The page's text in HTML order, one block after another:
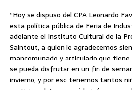
“Hoy se dispuso del CPA Leonardo
esta política pública de Feria de
adelante el Instituto Cultural de la
Saintout, a quien le agradecemos
mancomunado y articulado que
se pueda disfrutar en un fin de
invierno, y por eso tenemos tantos